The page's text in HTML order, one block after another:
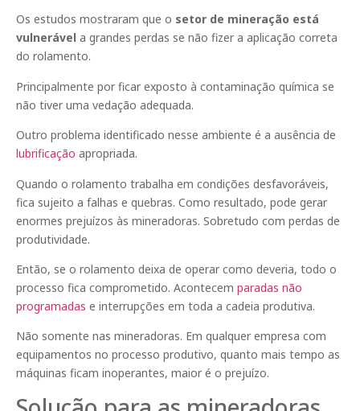
Os estudos mostraram que o setor de mineração está
vulnerável a grandes perdas se não fizer a aplicação correta
do rolamento.
Principalmente por ficar exposto à contaminação química se
não tiver uma vedação adequada.
Outro problema identificado nesse ambiente é a ausência de
lubrificação apropriada.
Quando o rolamento trabalha em condições desfavoráveis,
fica sujeito a falhas e quebras. Como resultado, pode gerar
enormes prejuízos às mineradoras. Sobretudo com perdas de
produtividade.
Então, se o rolamento deixa de operar como deveria, todo o
processo fica comprometido. Acontecem paradas não
programadas e interrupções em toda a cadeia produtiva.
Não somente nas mineradoras. Em qualquer empresa com
equipamentos no processo produtivo, quanto mais tempo as
máquinas ficam inoperantes, maior é o prejuízo.